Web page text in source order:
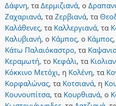
Δάφνη, τα Δερμιζιανά, ο
Ζαχαριανά, τα Ζερβιανά, τα
Καλάθενες, τα Καλλεργιανά, τα
Καλυβιανή, ο Κάμπος, ο Κάμπος,
Κάτω Παλαιόκαστρο, τα
Κεραμωτή, το Κεφάλι, τα
Κόκκινο Μετόχι, η Κολένη, τα
Κορφαλώνας, τα Κοτσιανά, η
Κουνουπίτσα, τα Κουρθιανά, ο